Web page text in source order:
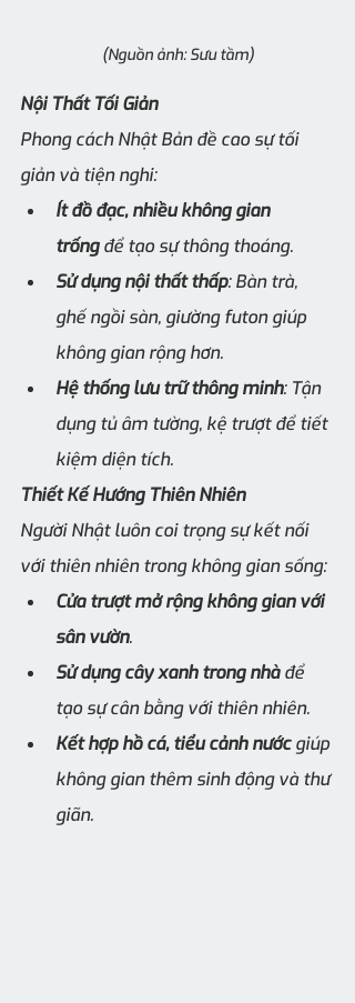
(Nguồn ảnh: Sưu tầm)
Nội Thất Tối Giản
Phong cách Nhật Bản đề cao sự tối
giản và tiện nghi:
Ít đồ đạc, nhiều không gian
trống để tạo sự thông thoáng.
Sử dụng nội thất thấp: Bàn trà,
ghế ngồi sàn, giường futon giúp
không gian rộng hơn.
Hệ thống lưu trữ thông minh: Tận
dụng tủ âm tường, kệ trượt để tiết
kiệm diện tích.
Thiết Kế Hướng Thiên Nhiên
Người Nhật luôn coi trọng sự kết nối
với thiên nhiên trong không gian sống:
Cửa trượt mở rộng không gian với
sân vườn.
Sử dụng cây xanh trong nhà để
tạo sự cân bằng với thiên nhiên.
Kết hợp hồ cá, tiểu cảnh nước giúp
không gian thêm sinh động và thư
giãn.